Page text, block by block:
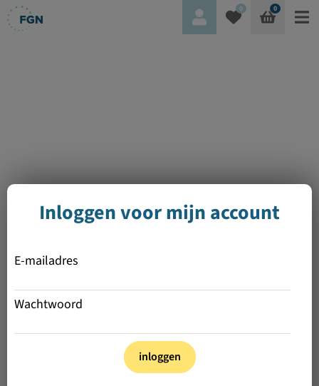
0 0
Inloggen voor mijn account
E-mailadres
Wachtwoord
inloggen